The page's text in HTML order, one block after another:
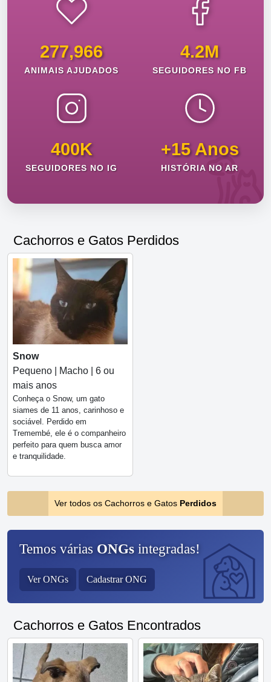
277,966
ANIMAIS AJUDADOS
4.2M
SEGUIDORES NO FB
400K
SEGUIDORES NO IG
+15 Anos
HISTÓRIA NO AR
Cachorros e Gatos Perdidos
Snow
Pequeno | Macho | 6 ou
mais anos
Conheça o Snow, um gato
siames de 11 anos, carinhoso e
sociável. Perdido em
Tremembé, ele é o companheiro
perfeito para quem busca amor
e tranquilidade.
Ver todos os Cachorros e Gatos Perdidos
Temos várias ONGs integradas!
Ver ONGs Cadastrar ONG
Cachorros e Gatos Encontrados